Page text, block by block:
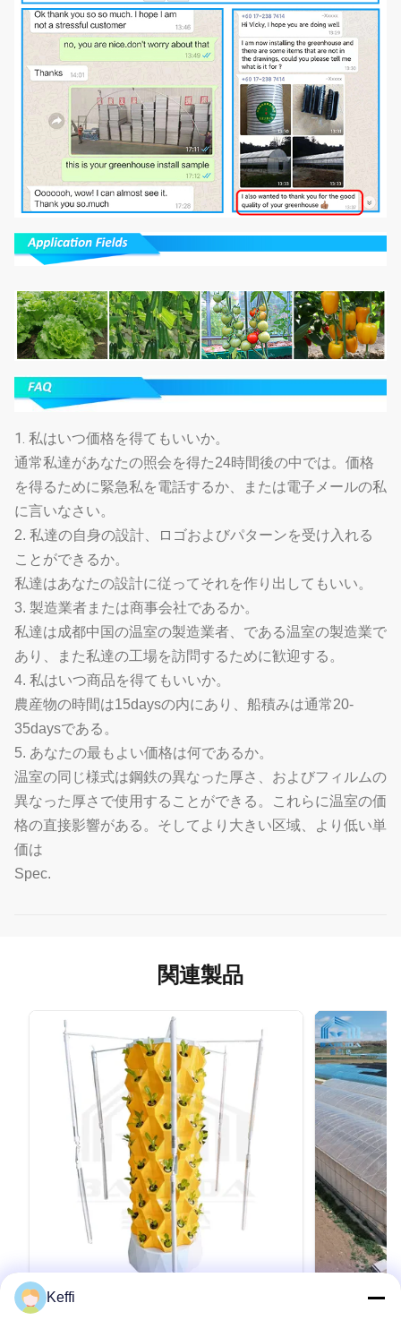
1. 私はいつ価格を得てもいいか。
通常私達があなたの照会を得た24時間後の中では。価格
を得るために緊急私を電話するか、または電子メールの私
に言いなさい。
2. 私達の自身の設計、ロゴおよびパターンを受け入れる
ことができるか。
私達はあなたの設計に従ってそれを作り出してもいい。
3. 製造業者または商事会社であるか。
私達は成都中国の温室の製造業者、である温室の製造業で
あり、また私達の工場を訪問するために歓迎する。
4. 私はいつ商品を得てもいいか。
農産物の時間は15daysの内にあり、船積みは通常20-
35daysである。
5. あなたの最もよい価格は何であるか。
温室の同じ様式は鋼鉄の異なった厚さ、およびフィルムの
異なった厚さで使用することができる。これらに温室の価
格の直接影響がある。そしてより大きい区域、より低い単
価は
Spec.
関連製品
12 Tier 30L 96 穴 栽培塔 水栽培 植物栽
24m x
Keffi